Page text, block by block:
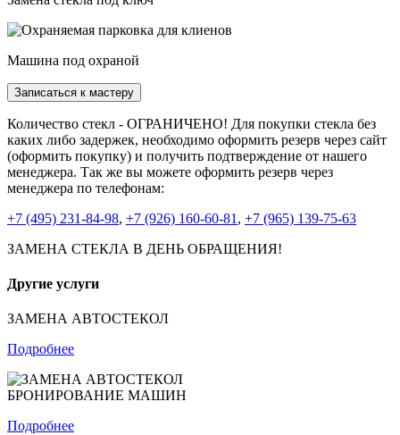
Машина под охраной
Записаться к мастеру
Количество стекл - ОГРАНИЧЕНО! Для покупки стекла без
каких либо задержек, необходимо оформить резерв через сайт
(оформить покупку) и получить подтверждение от нашего
менеджера. Так же вы можете оформить резерв через
менеджера по телефонам:
+7 (495) 231-84-98, +7 (926) 160-60-81 , +7 (965) 139-75-63
ЗАМЕНА СТЕКЛА В ДЕНЬ ОБРАЩЕНИЯ!
Другие услуги
ЗАМЕНА АВТОСТЕКОЛ
Подробнее
БРОНИРОВАНИЕ МАШИН
Подробнее